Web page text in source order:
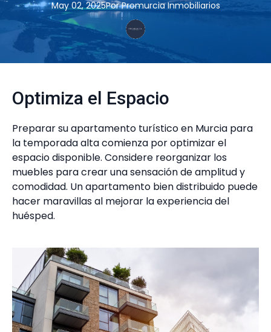
May 02, 2025Por Promurcia Inmobiliarios
Optimiza el Espacio
Preparar su apartamento turístico en Murcia para
la temporada alta comienza por optimizar el
espacio disponible. Considere reorganizar los
muebles para crear una sensación de amplitud y
comodidad. Un apartamento bien distribuido puede
hacer maravillas al mejorar la experiencia del
huésped.